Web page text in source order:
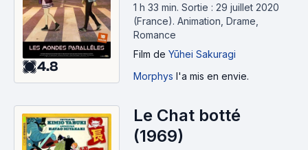
4.8
1 h 33 min. Sortie : 29 juillet 2020
(France). Animation, Drame,
Romance
Film de Yūhei Sakuragi
Morphys l'a mis en envie.
Le Chat botté
(1969)